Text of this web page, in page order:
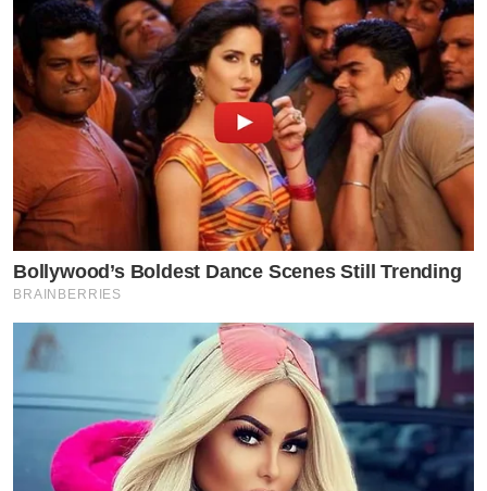
Bollywood’s Boldest Dance Scenes Still Trending
BRAINBERRIES